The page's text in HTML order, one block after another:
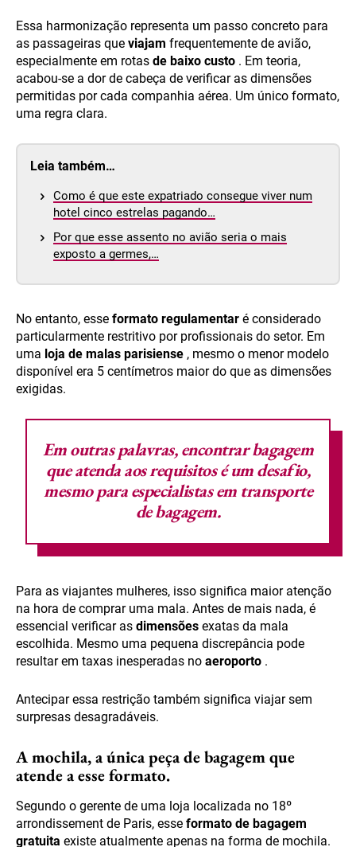
Essa harmonização representa um passo concreto para
as passageiras que viajam frequentemente de avião,
especialmente em rotas de baixo custo . Em teoria,
acabou-se a dor de cabeça de verificar as dimensões
permitidas por cada companhia aérea. Um único formato,
uma regra clara.
Leia também…
Como é que este expatriado consegue viver num
hotel cinco estrelas pagando…
Por que esse assento no avião seria o mais
exposto a germes,…
No entanto, esse formato regulamentar é considerado
particularmente restritivo por profissionais do setor. Em
uma loja de malas parisiense , mesmo o menor modelo
disponível era 5 centímetros maior do que as dimensões
exigidas.
Em outras palavras, encontrar bagagem
que atenda aos requisitos é um desafio,
mesmo para especialistasem transporte
de bagagem.
Para as viajantes mulheres, isso significa maior atenção
na hora de comprar uma mala. Antes de mais nada, é
essencial verificar as dimensões exatas da mala
escolhida. Mesmo uma pequena discrepância pode
resultar em taxas inesperadas no aeroporto .
Antecipar essa restrição também significa viajar sem
surpresas desagradáveis.
A mochila, a única peça de bagagem que
atende a esse formato.
Segundo o gerente de uma loja localizada no 18º
arrondissement de Paris, esse formato de bagagem
gratuita existe atualmente apenas na forma de mochila.